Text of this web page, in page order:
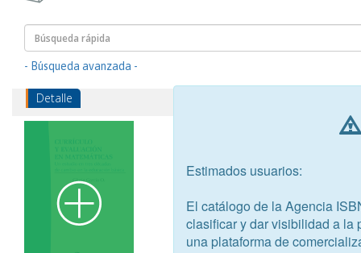
- Búsqueda avanzada -
Detalle
Estimados usuarios:
El catálogo de la Agencia
clasificar y dar visibilidad a la
una plataforma de